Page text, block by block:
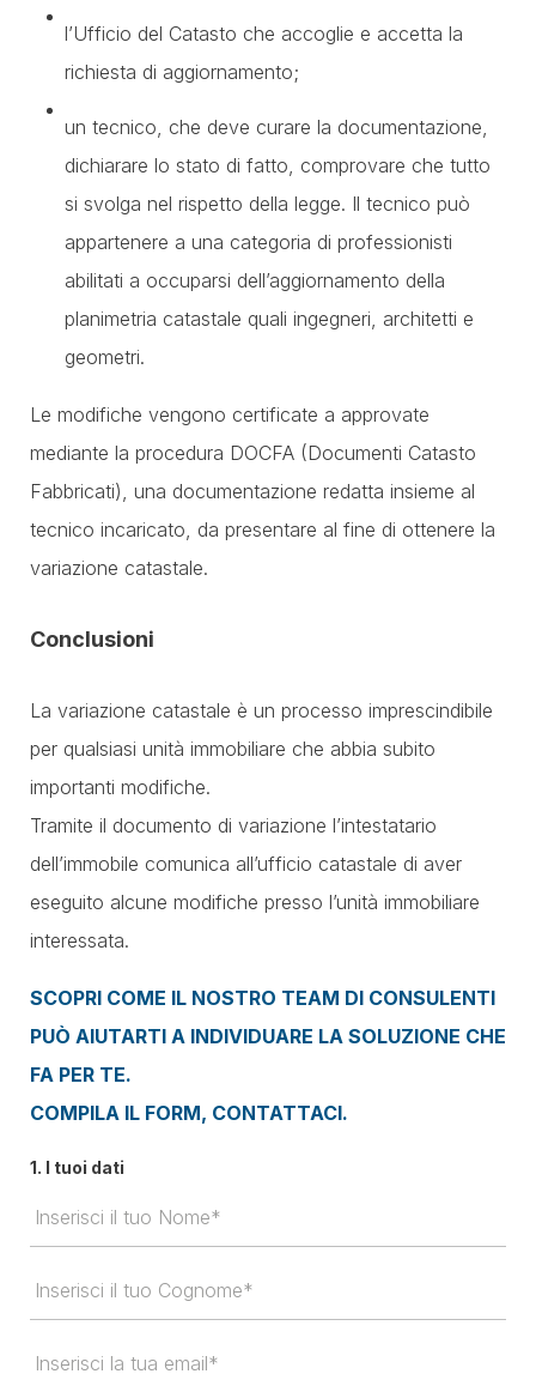
l’Ufficio del Catasto che accoglie e accetta la
richiesta di aggiornamento;
un tecnico, che deve curare la documentazione,
dichiarare lo stato di fatto, comprovare che tutto
si svolga nel rispetto della legge. Il tecnico può
appartenere a una categoria di professionisti
abilitati a occuparsi dell’aggiornamento della
planimetria catastale quali ingegneri, architetti e
geometri.
Le modifiche vengono certificate a approvate
mediante la procedura DOCFA (Documenti Catasto
Fabbricati), una documentazione redatta insieme al
tecnico incaricato, da presentare al fine di ottenere la
variazione catastale.
Conclusioni
La variazione catastale è un processo imprescindibile
per qualsiasi unità immobiliare che abbia subito
importanti modifiche.
Tramite il documento di variazione l’intestatario
dell’immobile comunica all’ufficio catastale di aver
eseguito alcune modifiche presso l’unità immobiliare
interessata.
SCOPRI COME IL NOSTRO TEAM DI CONSULENTI
PUÒ AIUTARTI A INDIVIDUARE LA SOLUZIONE CHE
FA PER TE.
COMPILA IL FORM, CONTATTACI.
1. I tuoi dati